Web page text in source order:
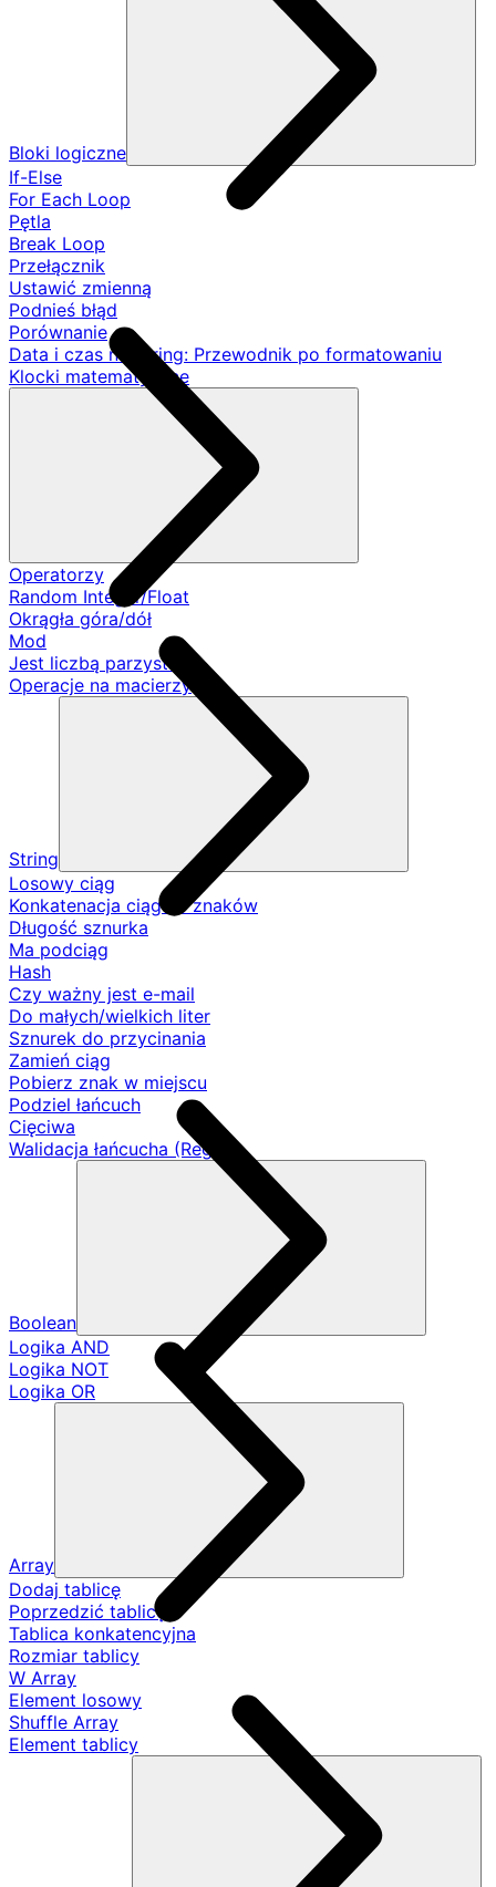
Bloki logiczne
If-Else
For Each Loop
Pętla
Break Loop
Przełącznik
Ustawić zmienną
Podnieś błąd
Porównanie
Data i czas na String: Przewodnik po formatowaniu
Klocki matematyczne
Operatorzy
Random Integer/Float
Okrągła góra/dół
Mod
Jest liczbą parzystą
Operacje na macierzy
String
Losowy ciąg
Konkatenacja ciągów znaków
Długość sznurka
Ma podciąg
Hash
Czy ważny jest e-mail
Do małych/wielkich liter
Sznurek do przycinania
Zamień ciąg
Pobierz znak w miejscu
Podziel łańcuch
Cięciwa
Walidacja łańcucha (Regex)
Boolean
Logika AND
Logika NOT
Logika OR
Array
Dodaj tablicę
Poprzedzić tablicę
Tablica konkatencyjna
Rozmiar tablicy
W Array
Element losowy
Shuffle Array
Element tablicy